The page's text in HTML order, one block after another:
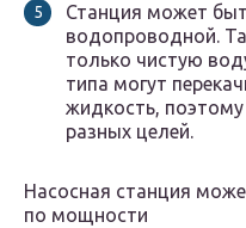
Станция может
водопроводной.
только чистую
типа могут
жидкость,
разных целей.
Насосная станция
по мощности